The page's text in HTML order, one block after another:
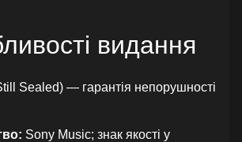
видання
Sealed) — гарантія непорушності
Sony Music; знак якості у